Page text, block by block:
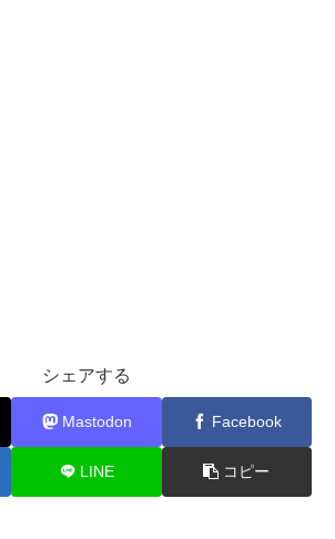
シェアする
Mastodon Facebook
LINE コピー